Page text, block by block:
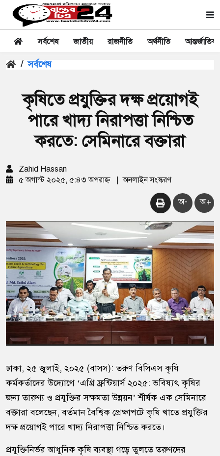
সর্বশেষ জাতীয় রাজনীতি অর্থনীতি আন্তর্জাতিক
/ সর্বশেষ
কৃষিতে প্রযুক্তির দক্ষ প্রয়োগই
পারে খাদ্য নিরাপত্তা নিশ্চিত
করতে: সেমিনারে বক্তারা
Zahid Hassan
৫ অগাস্ট ২০২৫, ৫:৪৩ অপরাহ্ন
অনলাইন সংস্করণ
অ- অ+
ঢাকা, ২৫ জুলাই, ২০২৫ (বাসস): তরুণ বিসিএস কৃষি
কর্মকর্তাদের উদ্যোগে ‘এগ্রি ফ্রন্টিয়ার্স ২০২৫: ভবিষ্যৎ কৃষির
জন্য তারুণ্য ও প্রযুক্তির সক্ষমতা উন্নয়ন’ শীর্ষক এক সেমিনারে
বক্তারা বলেছেন, বর্তমান বৈশ্বিক প্রেক্ষাপটে কৃষি খাতে প্রযুক্তির
দক্ষ প্রয়োগই পারে খাদ্য নিরাপত্তা নিশ্চিত করতে।
প্রযুক্তিনির্ভর আধুনিক কৃষি ব্যবস্থা গড়ে তুলতে তরুণদের